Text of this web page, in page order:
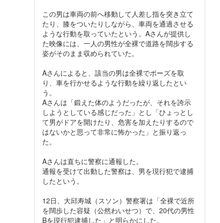
この男は車両の前へ移動して人差し指を突き立て
たり、膝をついたりしながら、車両を通過させる
ような行動を取っていたという。Aさんが提供し
た映像には、一人の男性が全裸で道路を闊歩する
姿がそのまま収められていた。
Aさんによると、該当の男は全裸でポーズを取
り、車を行かせるような行動を繰り返したとい
う。
Aさんは「鍛えた体のようだったが、それを誇示
しようとしている感じだった」とし「ひょっとし
て男がドアを開けたり、危害を加えたりするので
はないかと思って非常に怖かった」と振り返っ
た。
Aさんは直ちに警察に通報した。
通報を受けて出動した警察は、男を現行犯で逮捕
したという。
12日、大邱寿城（スソン）警察署は「全裸で近所
を闊歩した容疑（公然わいせつ）で、20代の男性
Bを現行犯逮捕した」と明らかにした。